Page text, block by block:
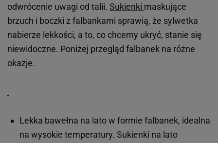
odwrócenie uwagi od talii. Sukienki maskujące
brzuch i boczki z falbankami sprawią, że sylwetka
nabierze lekkości, a to, co chcemy ukryć, stanie się
niewidoczne. Poniżej przegląd falbanek na różne
okazje.
Lekka bawełna na lato w formie falbanek, idealna
na wysokie temperatury. Sukienki na lato